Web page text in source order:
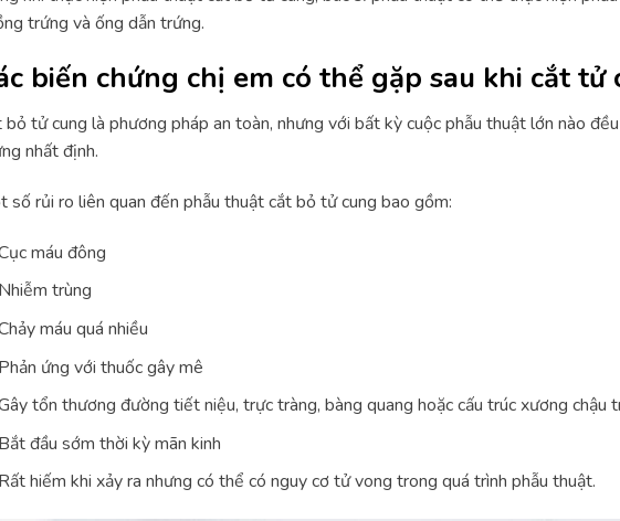
trứng và ống dẫn trứng.
biến chứng chị em có thể gặp sau khi cắt tử
bỏ tử cung là phương pháp an toàn, nhưng với bất kỳ cuộc phẫu thuật lớn nào
nhất định.
số rủi ro liên quan đến phẫu thuật cắt bỏ tử cung bao gồm:
máu đông
Nhiễm trùng
máu quá nhiều
Phản ứng với thuốc gây mê
tổn thương đường tiết niệu, trực tràng, bàng quang hoặc cấu trúc xương chậu
Bắt đầu sớm thời kỳ mãn kinh
Rất hiếm khi xảy ra nhưng có thể có nguy cơ tử vong trong quá trình phẫu thuật.